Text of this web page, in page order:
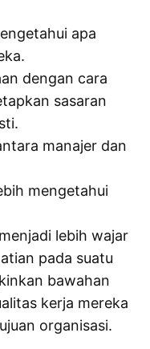
apa
dengan cara
sasaran
manajer dan
mengetahui
lebih wajar
pada suatu
bawahan
kerja mereka
organisasi.